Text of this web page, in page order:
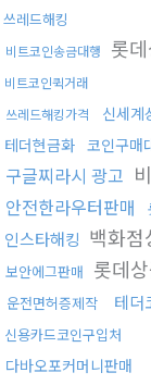
쓰레드해킹
비트코인송금대행 롯
비트코인퀵거래
쓰레드해킹가격
신세계
테더현금화 코인구매
구글찌라시 광고
안전한라우터판매
인스타해킹 백화
보안에그판매 롯데
운전면허증제작 테더
신용카드코인구입처
다바오포커머니판매